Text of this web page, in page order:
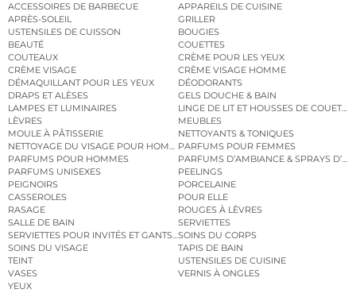
ACCESSOIRES DE BARBECUE
APPAREILS DE CUISINE
APRÈS-SOLEIL
GRILLER
USTENSILES DE CUISSON
BOUGIES
BEAUTÉ
COUETTES
COUTEAUX
CRÈME POUR LES YEUX
CRÈME VISAGE
CRÈME VISAGE HOMME
DÉMAQUILLANT POUR LES YEUX
DÉODORANTS
DRAPS ET ALÈSES
GELS DOUCHE & BAIN
LAMPES ET LUMINAIRES
LINGE DE LIT ET HOUSSES DE COUETTE
LÈVRES
MEUBLES
MOULE À PÂTISSERIE
NETTOYANTS & TONIQUES
NETTOYAGE DU VISAGE POUR HOMMESPARFUMS POUR FEMMES
PARFUMS POUR HOMMES
PARFUMS D’AMBIANCE & SPRAYS
PARFUMS UNISEXES
PEELINGS
PEIGNOIRS
PORCELAINE
CASSEROLES
POUR ELLE
RASAGE
ROUGES À LÈVRES
SALLE DE BAIN
SERVIETTES
SERVIETTES POUR INVITÉS ET GANTS DE TOILETTE
SOINS DU CORPS
SOINS DU VISAGE
TAPIS DE BAIN
TEINT
USTENSILES DE CUISINE
VASES
VERNIS À ONGLES
YEUX